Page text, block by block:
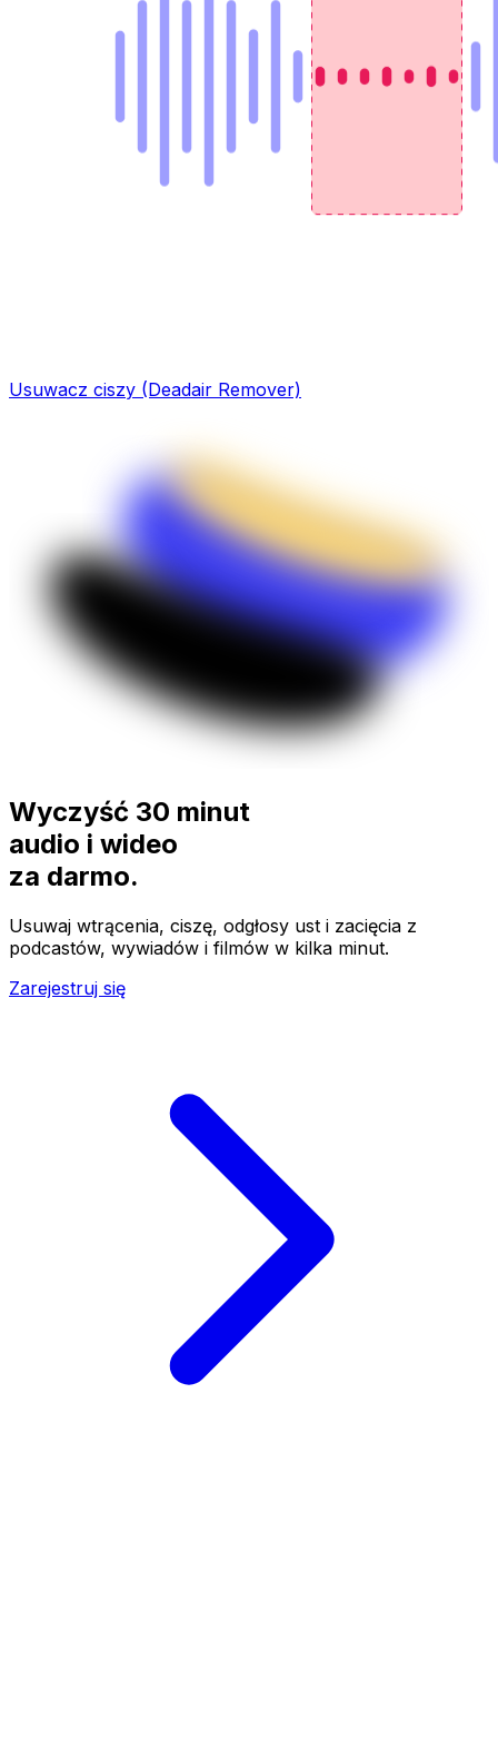
Usuwacz ciszy (Deadair Remover)
Wyczyść 30 minut
audio i wideo
za darmo.
Usuwaj wtrącenia, ciszę, odgłosy ust i zacięcia z
podcastów, wywiadów i filmów w kilka minut.
Zarejestruj się